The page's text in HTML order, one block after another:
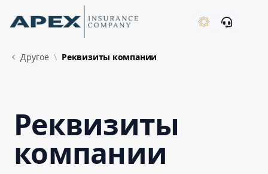
Skip to Main Content
Другое Реквизиты компании
Реквизиты
компании
New
What's New